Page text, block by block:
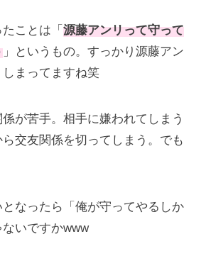
ことは「源藤アンリって守って
」というもの。すっかり源藤アン
まってますね笑
が苦手。相手に嫌われてしまう
交友関係を切ってしまう。でも
なったら「俺が守ってやるしか
いですかwww